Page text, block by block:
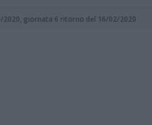
2020, giornata 6 ritorno del 16/02/2020